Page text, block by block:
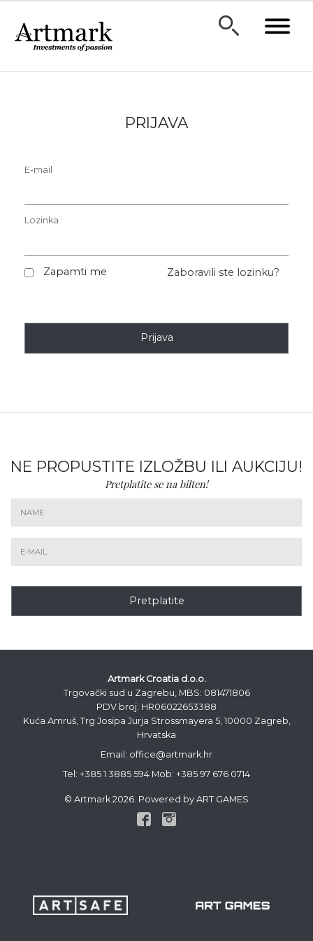
PRIJAVA
E-mail
Lozinka
Zapamti me Zaboravili ste lozinku?
Prijava
NE PROPUSTITE IZLOŽBU ILI AUKCIJU!
Pretplatite se na bilten!
Pretplatite
Artmark Croatia d.o.o.
Trgovački sud u Zagrebu, MBS: 081471806
PDV broj: HR06022653388
Kuća Amruš, Trg Josipa Jurja Strossmayera 5, 10000 Zagreb,
Hrvatska
Email: office@artmark.hr
Tel: +385 1 3885 594 Mob: +385 97 676 0714
© Artmark 2026. Powered by ART GAMES